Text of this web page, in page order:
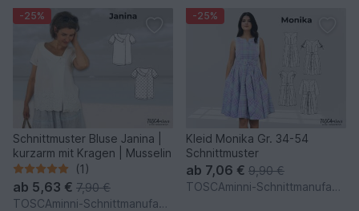
-25%
Schnittmuster Bluse Janina |
kurzarm mit Kragen | Musselin
(1)
ab 5,63 € 7,90 €
TOSCAminni-Schnittmanufaktur
-25%
Kleid Monika Gr. 34-54
Schnittmuster
ab 7,06 € 9,90 €
TOSCAminni-Schnittmanufaktur